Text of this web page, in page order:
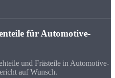
für Automotive-
und Frästeile in Automotive-
auf Wunsch.